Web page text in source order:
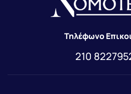
Τηλέφωνο
210